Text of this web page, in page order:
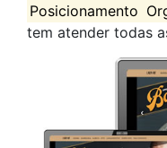
Posicionamento
tem atender todas